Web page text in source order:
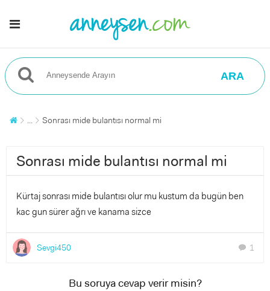
ARA
... Sonrası mide bulantısı normal mi
Sonrası mide bulantısı normal mi
Kürtaj sonrası mide bulantısı olur mu kustum da bugün ben
kac gun sürer ağrı ve kanama sizce
Sevgi450 chat 1
Bu soruya cevap verir misin?